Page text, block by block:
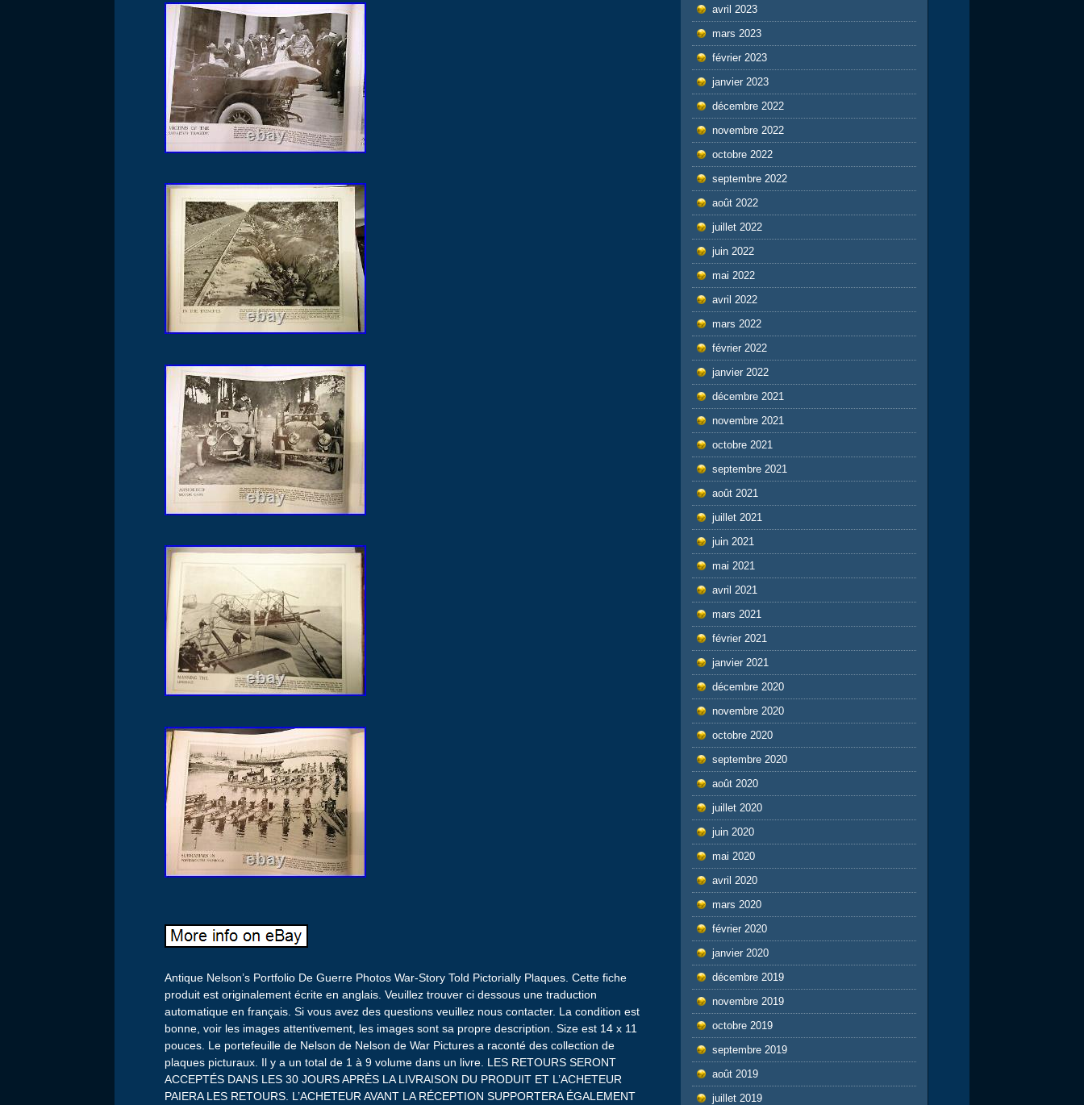
Antique Nelson’s Portfolio De Guerre Photos War-Story Told Pictorially Plaques. Cette fiche
produit est originalement écrite en anglais. Veuillez trouver ci dessous une traduction
automatique en français. Si vous avez des questions veuillez nous contacter. La condition est
bonne, voir les images attentivement, les images sont sa propre description. Size est 14 x 11
pouces. Le portefeuille de Nelson de Nelson de War Pictures a raconté des collection de
plaques picturaux. Il y a un total de 1 à 9 volume dans un livre. LES RETOURS SERONT
ACCEPTÉS DANS LES 30 JOURS APRÈS LA LIVRAISON DU PRODUIT ET L’ACHETEUR
PAIERA LES RETOURS. L’ACHETEUR AVANT LA RÉCEPTION SUPPORTERA ÉGALEMENT
avril 2023
mars 2023
février 2023
janvier 2023
décembre 2022
novembre 2022
octobre 2022
septembre 2022
août 2022
juillet 2022
juin 2022
mai 2022
avril 2022
mars 2022
février 2022
janvier 2022
décembre 2021
novembre 2021
octobre 2021
septembre 2021
août 2021
juillet 2021
juin 2021
mai 2021
avril 2021
mars 2021
février 2021
janvier 2021
décembre 2020
novembre 2020
octobre 2020
septembre 2020
août 2020
juillet 2020
juin 2020
mai 2020
avril 2020
mars 2020
février 2020
janvier 2020
décembre 2019
novembre 2019
octobre 2019
septembre 2019
août 2019
juillet 2019